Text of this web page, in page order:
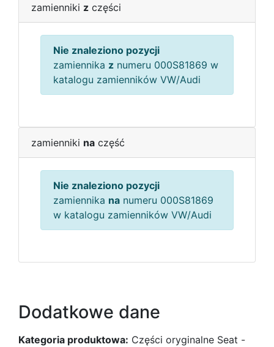
zamienniki z części
Nie znaleziono pozycji
zamiennika z numeru 000S81869 w
katalogu zamienników VW/Audi
zamienniki na część
Nie znaleziono pozycji
zamiennika na numeru 000S81869
w katalogu zamienników VW/Audi
Dodatkowe dane
Kategoria produktowa: Części oryginalne Seat -